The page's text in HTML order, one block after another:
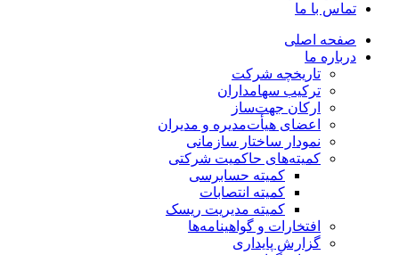
تماس با ما
صفحه اصلی
درباره ما
تاریخچه شرکت
ترکیب سهامداران
ارکان جهت‌ساز
اعضای هیأت‌مدیره و مدیران
نمودار ساختار سازمانی
کمیته‌های حاکمیت شرکتی
کمیته حسابرسی
کمیته انتصابات
کمیته مدیریت ریسک
افتخارات و گواهینامه‌ها
گزارش پایداری